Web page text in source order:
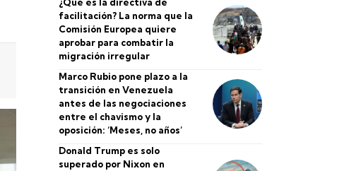
facilitación? La norma que la
Comisión Europea quiere
aprobar para combatir la
migración irregular
Marco Rubio pone plazo a la
transición en Venezuela
antes de las negociaciones
entre el chavismo y la
oposición: ‘Meses, no años’
Donald Trump es solo
superado por Nixon en